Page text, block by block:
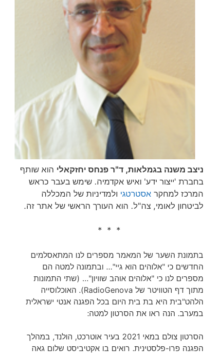
ניצב משנה בגמלאות, ד"ר פנחס יחזקאלי הוא שותף
בחברת 'ייצור ידע' ואיש אקדמיה. שימש בעבר כראש
המרכז למחקר אסטרטגי ולמדיניות של המכללה
לביטחון לאומי, צה"ל. הוא העורך הראשי של אתר זה.
* * *
בתמונת השער של המאמר מספרים לנו המתאסלמים
החדשים כי "אלוהים הוא גיי"… ובתמונה למטה הם
מספרים לנו כי "אלוהים אוהב שוויון"… (שתי התמונות
מתוך דף הטוויטר של RadioGenova). האוכלוסייה
הלהט"בית היא בת בית היום בכל הפגנה אנטי ישראלית
במערב. הנה ראו את הסרטון למטה:
הסרטון צולם במאי 2021 בעיר אוטרכט, הולנד, במהלך
הפגנה פרו-פלסטינית. רואים בו אקטיביסט שלום גאה